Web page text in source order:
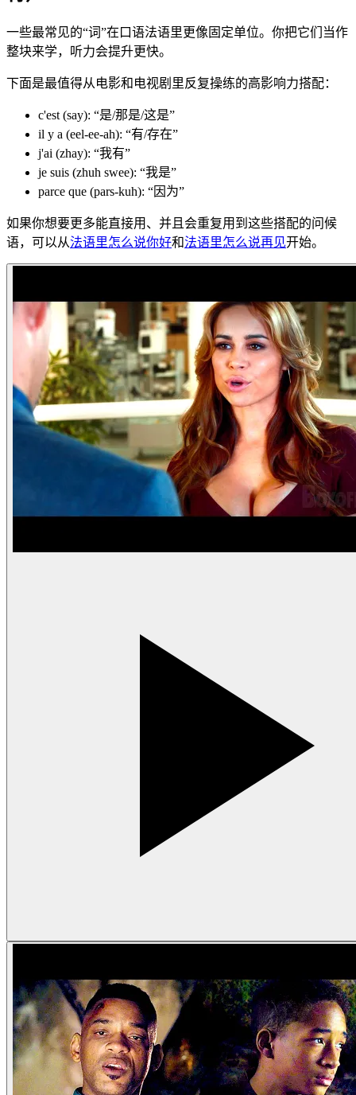
一些最常见的“词”在口语法语里更像固定单位。你把它们当作
整块来学，听力会提升更快。
下面是最值得从电影和电视剧里反复操练的高影响力搭配：
c'est (say): “是/那是/这是”
il y a (eel-ee-ah): “有/存在”
j'ai (zhay): “我有”
je suis (zhuh swee): “我是”
parce que (pars-kuh): “因为”
如果你想要更多能直接用、并且会重复用到这些搭配的问候
语，可以从法语里怎么说你好和法语里怎么说再见开始。